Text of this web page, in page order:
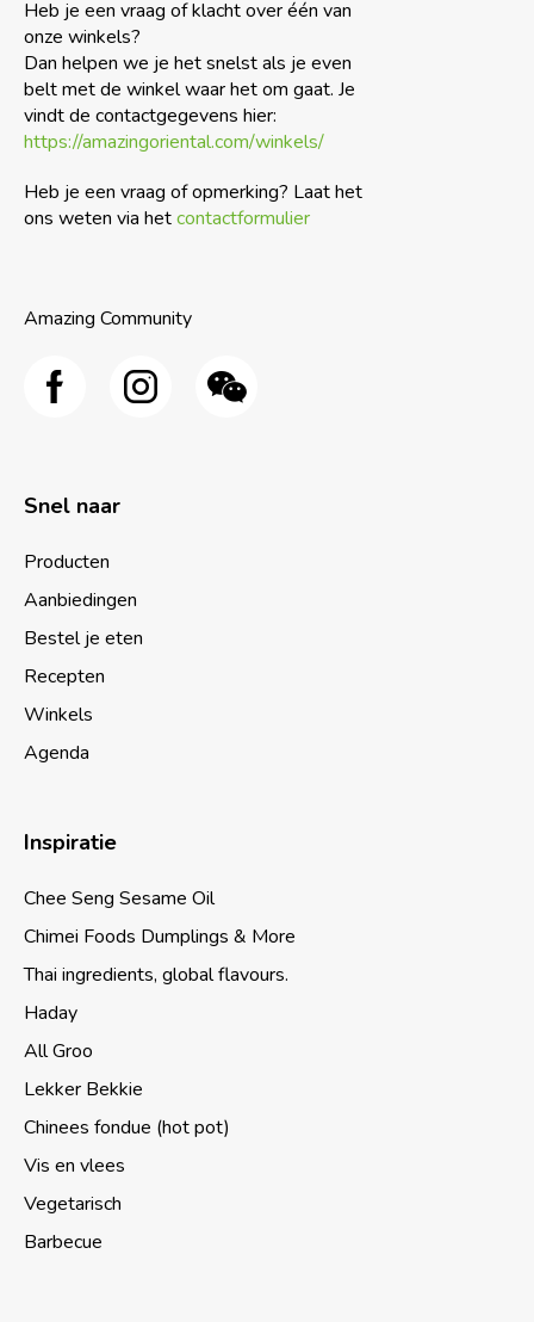
Heb je een vraag of klacht over één van
onze winkels?
Dan helpen we je het snelst als je even
belt met de winkel waar het om gaat. Je
vindt de contactgegevens hier:
https://amazingoriental.com/winkels/
Heb je een vraag of opmerking? Laat het
ons weten via hetcontactformulier
Amazing Community
Snel naar
Producten
Aanbiedingen
Bestel je eten
Recepten
Winkels
Agenda
Inspiratie
Chee Seng Sesame Oil
Chimei Foods Dumplings & More
Thai ingredients, global flavours.
Haday
All Groo
Lekker Bekkie
Chinees fondue (hot pot)
Vis en vlees
Vegetarisch
Barbecue